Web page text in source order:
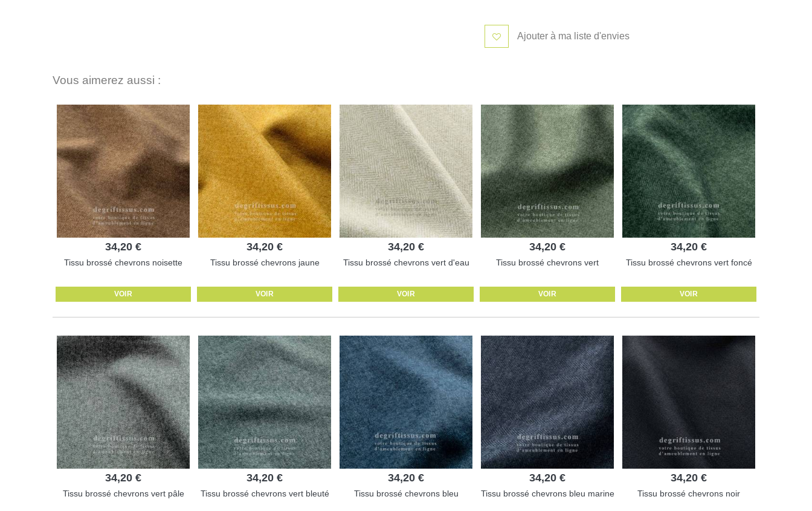
Ajouter à ma liste d'envies
Vous aimerez aussi :
34,20 €
Tissu brossé chevrons noisette
VOIR
34,20 €
Tissu brossé chevrons jaune
VOIR
34,20 €
Tissu brossé chevrons vert d'eau
VOIR
34,20 €
Tissu brossé chevrons vert
VOIR
34,20 €
Tissu brossé chevrons vert foncé
VOIR
34,20 €
Tissu brossé chevrons vert pâle
34,20 €
Tissu brossé chevrons vert bleuté
34,20 €
Tissu brossé chevrons bleu
34,20 €
Tissu brossé chevrons bleu marine
34,20 €
Tissu brossé chevrons noir